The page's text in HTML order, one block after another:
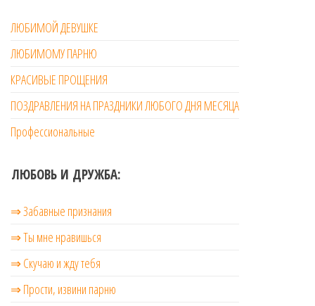
ЛЮБИМОЙ ДЕВУШКЕ
ЛЮБИМОМУ ПАРНЮ
КРАСИВЫЕ ПРОЩЕНИЯ
ПОЗДРАВЛЕНИЯ НА ПРАЗДНИКИ ЛЮБОГО ДНЯ МЕСЯЦА
Профессиональные
ЛЮБОВЬ И ДРУЖБА:
⇒ Забавные признания
⇒ Ты мне нравишься
⇒ Скучаю и жду тебя
⇒ Прости, извини парню